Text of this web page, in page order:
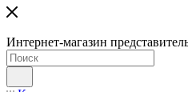
Интернет-магазин